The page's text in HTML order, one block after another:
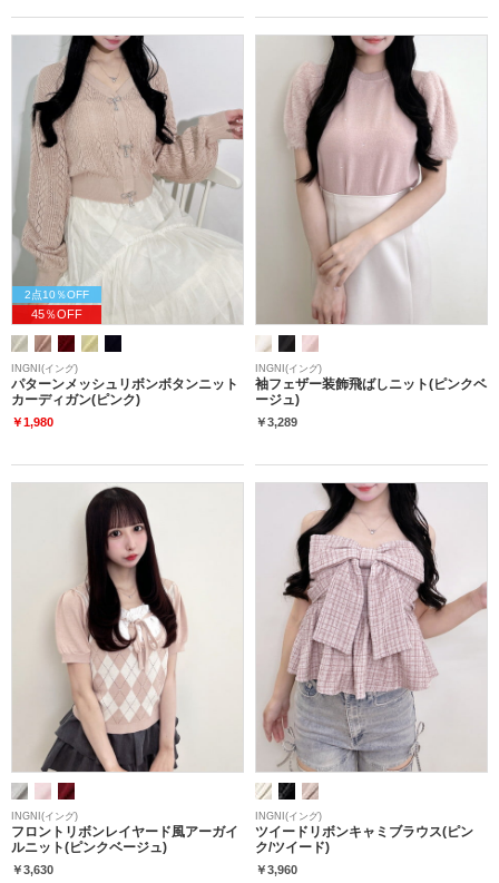
2点10％OFF
45％OFF
INGNI(イング)
パターンメッシュリボンボタンニット
カーディガン(ピンク)
￥1,980
INGNI(イング)
袖フェザー装飾飛ばしニット(ピンクベ
ージュ)
￥3,289
INGNI(イング)
フロントリボンレイヤード風アーガイ
ルニット(ピンクベージュ)
￥3,630
INGNI(イング)
ツイードリボンキャミブラウス(ピン
ク/ツイード)
￥3,960